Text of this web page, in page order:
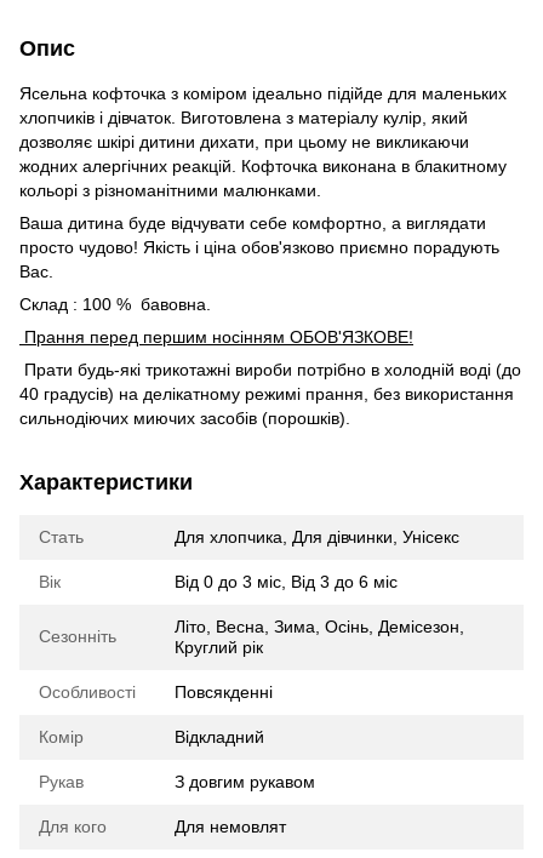
Опис
Ясельна кофточка з коміром ідеально підійде для маленьких
хлопчиків і дівчаток. Виготовлена з матеріалу кулір, який
дозволяє шкірі дитини дихати, при цьому не викликаючи
жодних алергічних реакцій. Кофточка виконана в блакитному
кольорі з різноманітними малюнками.
Ваша дитина буде відчувати себе комфортно, а виглядати
просто чудово! Якість і ціна обов'язково приємно порадують
Вас.
Склад : 100 % бавовна.
Прання перед першим носінням ОБОВ'ЯЗКОВЕ!
Прати будь-які трикотажні вироби потрібно в холодній воді (до
40 градусів) на делікатному режимі прання, без використання
сильнодіючих миючих засобів (порошків).
Характеристики
Стать Для хлопчика Для дівчинки Унісекс
Вік Від 0 до 3 міс Від 3 до 6 міс
Сезонніть Літо Весна Зима Осінь Демісезон
Круглий рік
Особливості Повсякденні
Комір Відкладний
Рукав З довгим рукавом
Для кого Для немовлят